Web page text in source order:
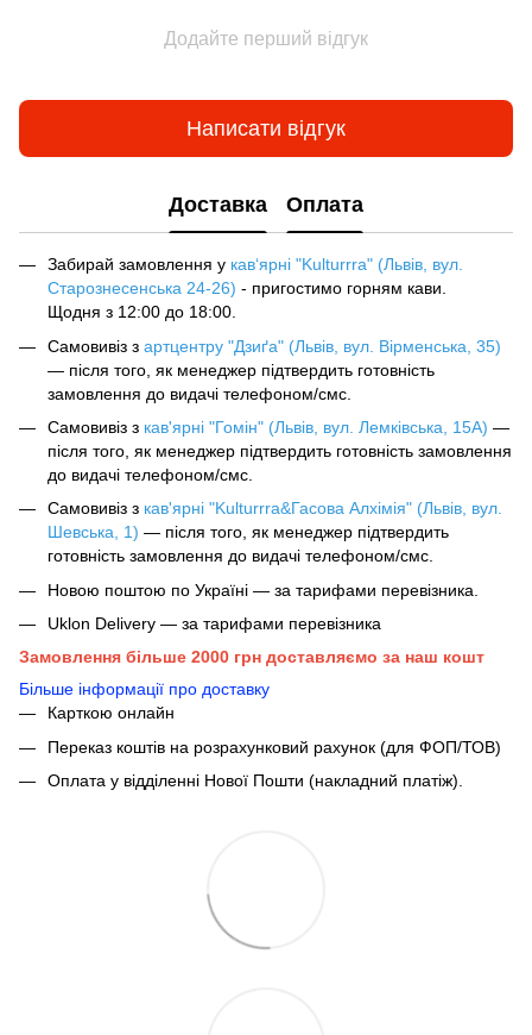
Додайте перший відгук
Написати відгук
Доставка Оплата
Забирай замовлення у кав‘ярні "Kulturrra" (Львів, вул.
Старознесенська 24-26) - пригостимо горням кави.
Щодня з 12:00 до 18:00.
Самовивіз з артцентру "Дзиґа" (Львів, вул. Вірменська, 35)
— після того, як менеджер підтвердить готовність
замовлення до видачі телефоном/смс.
Самовивіз з кав'ярні "Гомін" (Львів, вул. Лемківська, 15А) —
після того, як менеджер підтвердить готовність замовлення
до видачі телефоном/смс.
Самовивіз з кав'ярні "Kulturrra&Гасова Алхімія" (Львів, вул.
Шевська, 1) — після того, як менеджер підтвердить
готовність замовлення до видачі телефоном/смс.
Новою поштою по Україні — за тарифами перевізника.
Uklon Delivery — за тарифами перевізника
Замовлення більше 2000 грн доставляємо за наш кошт
Більше інформації про доставку
Карткою онлайн
Переказ коштів на розрахунковий рахунок (для ФОП/ТОВ)
Оплата у відділенні Нової Пошти (накладний платіж).